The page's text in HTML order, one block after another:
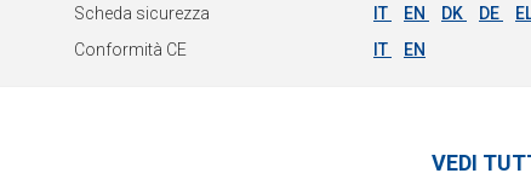
Scheda sicurezza
IT EN DK DE
Conformità CE
IT EN
VEDI